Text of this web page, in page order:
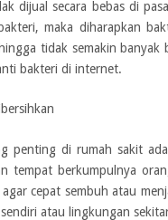
dijual secara bebas di
maka diharapkan
tidak semakin
bakteri di internet.
penting di rumah sakit
tempat berkumpulnya
cepat sembuh atau
atau lingkungan